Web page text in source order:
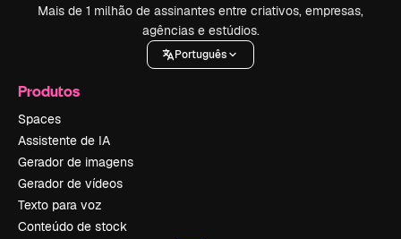
Mais de 1 milhão de assinantes entre criativos, empresas,
agências e estúdios.
Português
Produtos
Spaces
Assistente de IA
Gerador de imagens
Gerador de vídeos
Texto para voz
Conteúdo de stock